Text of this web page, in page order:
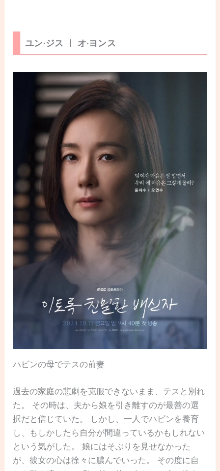
ユン·ジス ㅣ オ·ヨンス
ハビンの母でテスの前妻
過去の家庭の悲劇を克服できないまま、テスと別れ
た。 その時は、夫から娘を引き離すのが最善の選
択だと信じていた。 しかし、一人でハビンを養育
し、もしかしたら自分が間違っているかもしれない
という気がした。 娘にはそぶりを見せなかった
が、彼女の心は徐々に膿んでいった。 その度に自